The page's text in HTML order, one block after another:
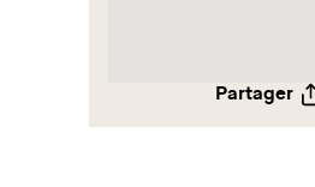
Partager